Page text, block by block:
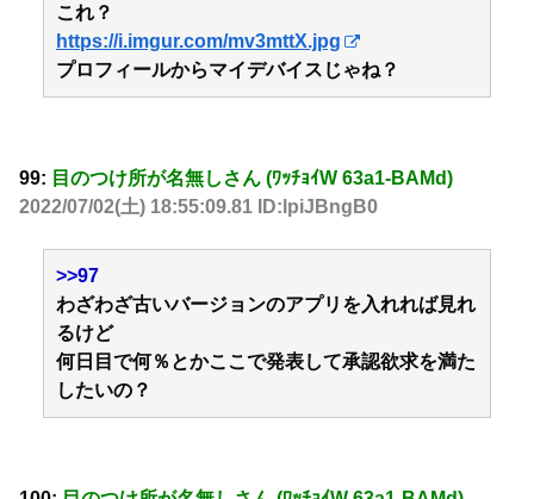
これ？
https://i.imgur.com/mv3mttX.jpg
プロフィールからマイデバイスじゃね？
99: 目のつけ所が名無しさん (ﾜｯﾁｮｲW 63a1-BAMd)
2022/07/02(土) 18:55:09.81 ID:lpiJBngB0
>>97
わざわざ古いバージョンのアプリを入れれば見れ
るけど
何日目で何％とかここで発表して承認欲求を満た
したいの？